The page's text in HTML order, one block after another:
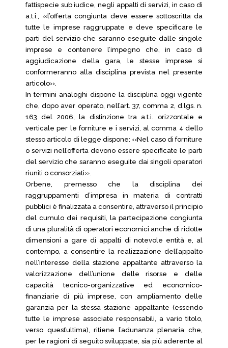
fattispecie sub iudice, negli appalti di servizi, in caso di
a.t.i., ‹‹l’offerta congiunta deve essere sottoscritta da
tutte le imprese raggruppate e deve specificare le
parti del servizio che saranno eseguite dalle singole
imprese e contenere l’impegno che, in caso di
aggiudicazione della gara, le stesse imprese si
conformeranno alla disciplina prevista nel presente
articolo››.
In termini analoghi dispone la disciplina oggi vigente
che, dopo aver operato, nell’art. 37, comma 2, d.lgs. n.
163 del 2006, la distinzione tra a.t.i. orizzontale e
verticale per le forniture e i servizi, al comma 4 dello
stesso articolo di legge dispone: ‹‹Nel caso di forniture
o servizi nell’offerta devono essere specificate le parti
del servizio che saranno eseguite dai singoli operatori
riuniti o consorziati››.
Orbene, premesso che la disciplina dei
raggruppamenti d’impresa in materia di contratti
pubblici è finalizzata a consentire, attraverso il principio
del cumulo dei requisiti, la partecipazione congiunta
di una pluralità di operatori economici anche di ridotte
dimensioni a gare di appalti di notevole entità e, al
contempo, a consentire la realizzazione dell’appalto
nell’interesse della stazione appaltante attraverso la
valorizzazione dell’unione delle risorse e delle
capacità tecnico-organizzative ed economico-
finanziarie di più imprese, con ampliamento delle
garanzia per la stessa stazione appaltante (essendo
tutte le imprese associate responsabili, a vario titolo,
verso quest’ultima), ritiene l’adunanza plenaria che,
per le ragioni di seguito sviluppate, sia più aderente al